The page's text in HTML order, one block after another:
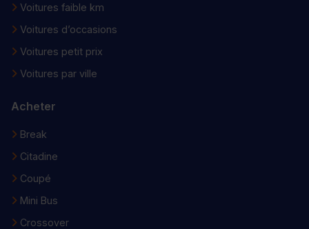
Voitures faible km
Voitures d’occasions
Voitures petit prix
Voitures par ville
Acheter
Break
Citadine
Coupé
Mini Bus
Crossover